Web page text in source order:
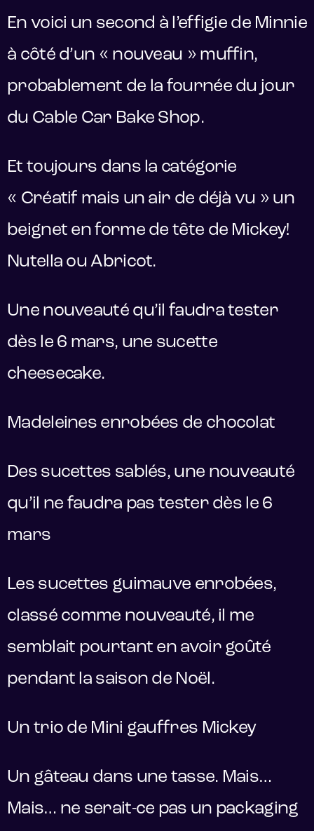
En voici un second à l’effigie de Minnie
à côté d’un « nouveau » muffin,
probablement de la fournée du jour
du Cable Car Bake Shop.
Et toujours dans la catégorie
« Créatif mais un air de déjà vu » un
beignet en forme de tête de Mickey!
Nutella ou Abricot.
Une nouveauté qu’il faudra tester
dès le 6 mars, une sucette
cheesecake.
Madeleines enrobées de chocolat
Des sucettes sablés, une nouveauté
qu’il ne faudra pas tester dès le 6
mars
Les sucettes guimauve enrobées,
classé comme nouveauté, il me
semblait pourtant en avoir goûté
pendant la saison de Noël.
Un trio de Mini gauffres Mickey
Un gâteau dans une tasse. Mais…
Mais… ne serait-ce pas un packaging